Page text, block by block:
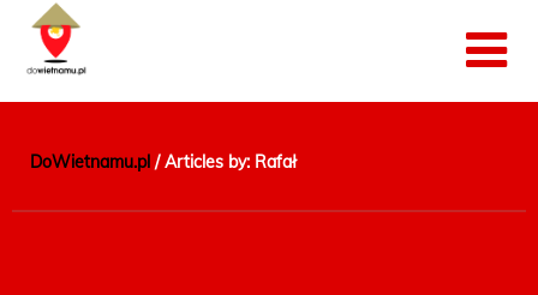
DoWietnamu.pl /Articles by: Rafał